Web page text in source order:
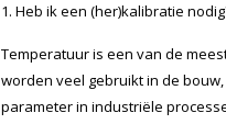
1. Heb ik een (her)kalibratie
Temperatuur is een van de
worden veel gebruikt in de
parameter in industriële